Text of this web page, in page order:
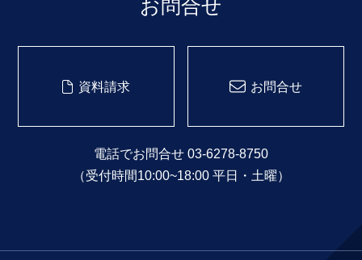
お問合せ
資料請求 お問合せ
電話でお問合せ 03-6278-8750
（受付時間10:00~18:00 平日・土曜）